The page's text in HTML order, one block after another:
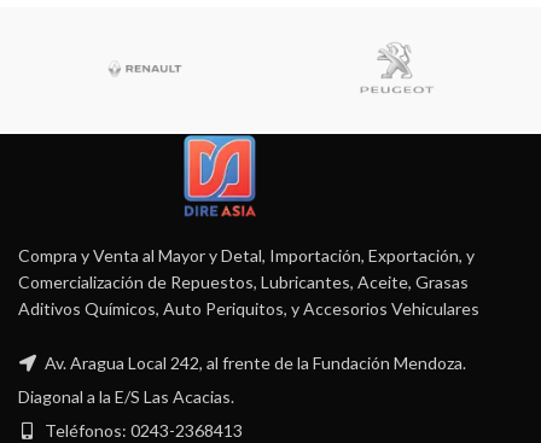
Compra y Venta al Mayor y Detal, Importación, Exportación, y
Comercialización de Repuestos, Lubricantes, Aceite, Grasas
Aditivos Químicos, Auto Periquitos, y Accesorios Vehiculares
Av. Aragua Local 242, al frente de la Fundación Mendoza.
Diagonal a la E/S Las Acacias.
Teléfonos: 0243-2368413